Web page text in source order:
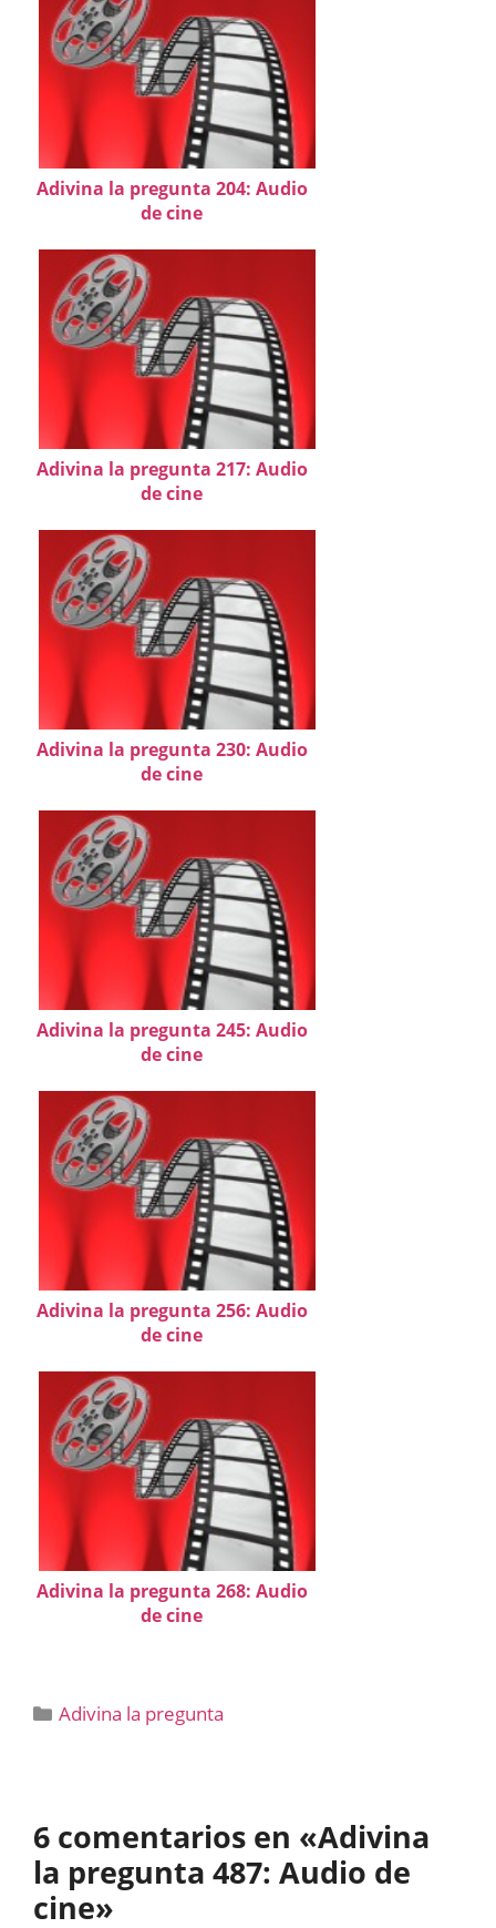
Adivina la pregunta 204: Audio
de cine
Adivina la pregunta 217: Audio
de cine
Adivina la pregunta 230: Audio
de cine
Adivina la pregunta 245: Audio
de cine
Adivina la pregunta 256: Audio
de cine
Adivina la pregunta 268: Audio
de cine
Categorías
Adivina la pregunta
6 comentarios en «Adivina
la pregunta 487: Audio de
cine»